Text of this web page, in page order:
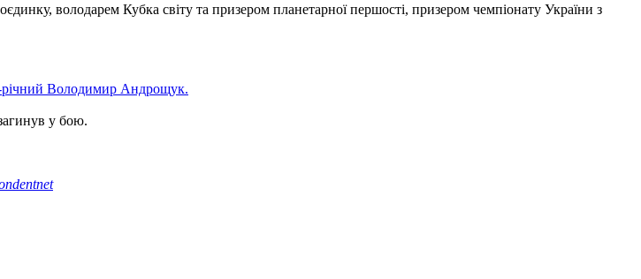
володарем Кубка світу та призером планетарної першості, призером чемпіонату України з
річний Володимир Андрощук.
у бою.